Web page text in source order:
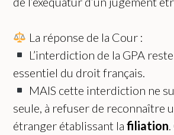
La réponse de la Cour :
L’interdiction de la GPA
essentiel du droit français.
MAIS cette interdiction ne
seule, à refuser de reconnaître
étranger établissant la filiation